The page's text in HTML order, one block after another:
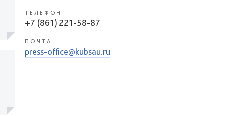
ТЕЛЕФОН
+7 (861) 221-58-87
ПОЧТА
press-office@kubsau.ru